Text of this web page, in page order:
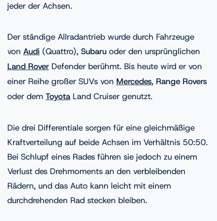
jeder der Achsen.
Der ständige Allradantrieb wurde durch Fahrzeuge
von Audi (Quattro), Subaru oder den ursprünglichen
Land Rover Defender berühmt. Bis heute wird er von
einer Reihe großer SUVs von Mercedes, Range Rovers
oder dem Toyota Land Cruiser genutzt.
Die drei Differentiale sorgen für eine gleichmäßige
Kraftverteilung auf beide Achsen im Verhältnis 50:50.
Bei Schlupf eines Rades führen sie jedoch zu einem
Verlust des Drehmoments an den verbleibenden
Rädern, und das Auto kann leicht mit einem
durchdrehenden Rad stecken bleiben.